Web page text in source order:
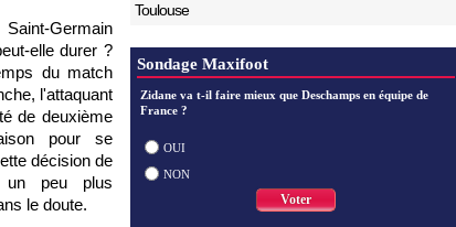
Germain
elle durer ?
du match
l'attaquant
de deuxième
pour se
décision de
un peu plus
le doute.
Toulouse
Sondage Maxifoot
Zidane va t-il faire mieux que Deschamps en équipe de
France ?
OUI
NON
Voter